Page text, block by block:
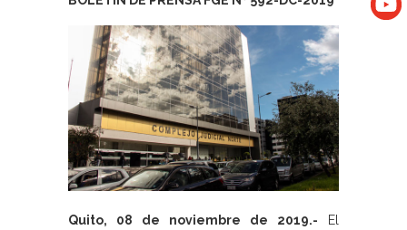
Quito, 08 de noviembre de 2019.- El